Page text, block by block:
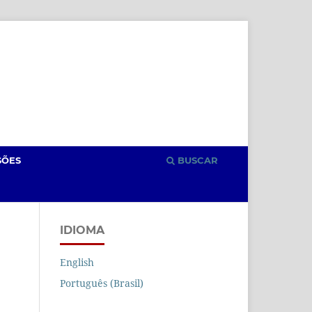
BUSCAR
IDIOMA
English
Português (Brasil)